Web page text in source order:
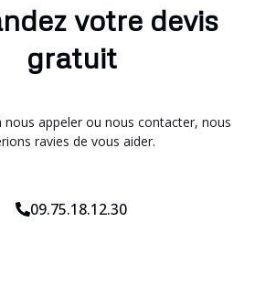
votre devis
gratuit
nous appeler ou nous contacter, nous
ravies de vous aider.
09.75.18.12.30